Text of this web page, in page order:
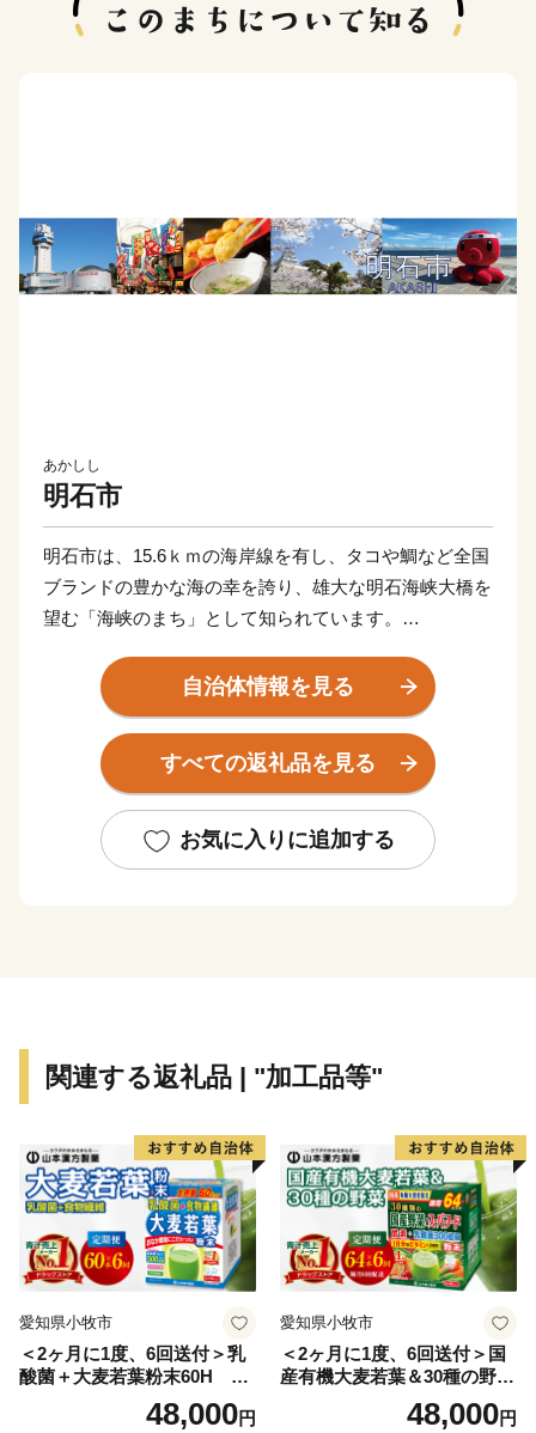
あかしし
明石市
明石市は、15.6ｋｍの海岸線を有し、タコや鯛など全国
ブランドの豊かな海の幸を誇り、雄大な明石海峡大橋を
望む「海峡のまち」として知られています。
ち」、万葉の歌人、柿本人麻呂が残した歌や源氏物語に
も登場する「歴史のまち」としても知られています。
明石市には、全国に誇るたくさんの「たからもの」があ
ります。 季節ごとに色々な魚がとれますが、なかでも
明石海峡で育つ魚はよく運動し、エビやカニなどのおい
しいエサをたくさん食べて育つので、とてもおいしいと
くあり、兵庫県の中では明石市が4番目にものづくりに
こうした魅力を全国の方々により知ってもらえるよう
に、ふるさと納税の返礼品として、本市の農水産物や加
工品など様々な特産品をご用意いたしました。
その他にもお食事券や、様々な体験メニュー、本市に工
場がある有名企業の商品など「明石ならでは」の特典も
頂いた寄附金は、市の貴重な財源として「やさしいまち
明石」の推進に活用させていただきます。 今後とも兵
自治体情報を見る
すべての返礼品を見る
お気に入りに追加する
関連する返礼品 | "加工品等"
愛知県小牧市
＜2ヶ月に1度、6回送付＞乳
酸菌＋大麦若葉粉末60H 山
48,000円
愛知県小牧市
＜2ヶ月に1度、6回送付＞国
産有機大麦若葉＆30種の野
菜 山本漢方 定期便
48,000円